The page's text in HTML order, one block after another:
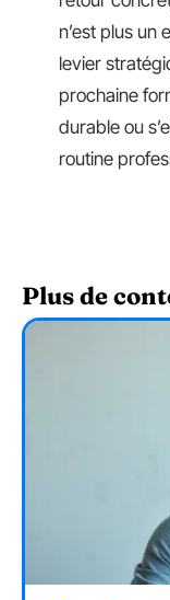
n’est plus un
levier
prochaine
durable ou
routine
Plus de